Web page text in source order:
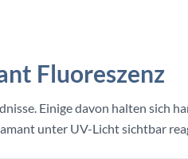
Fluoreszenz
Einige davon halten sich
unter UV-Licht sichtbar